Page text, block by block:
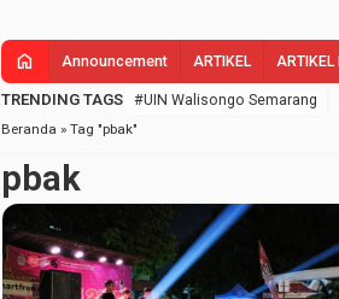
home Announcement ARTIKEL ARTIKEL
TRENDING TAGS #UIN Walisongo Semarang
Beranda » Tag "pbak"
pbak